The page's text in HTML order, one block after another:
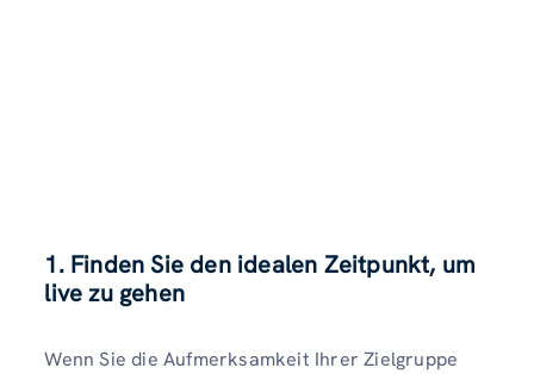
1. Finden Sie den idealen Zeitpunkt, um
live zu gehen
Wenn Sie die Aufmerksamkeit Ihrer Zielgruppe